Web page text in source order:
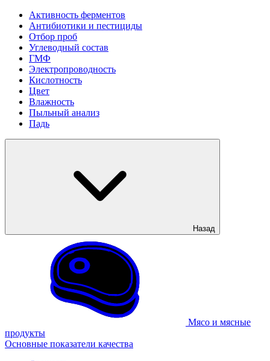
Активность ферментов
Антибиотики и пестициды
Отбор проб
Углеводный состав
ГМФ
Электропроводность
Кислотность
Цвет
Влажность
Пыльный анализ
Падь
Назад
Мясо и мясные
продукты
Основные показатели качества